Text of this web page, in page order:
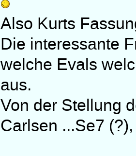
Also Kurts
Die interessante
welche Evals
aus.
Von der Stellung
Carlsen ...Se7 (?),